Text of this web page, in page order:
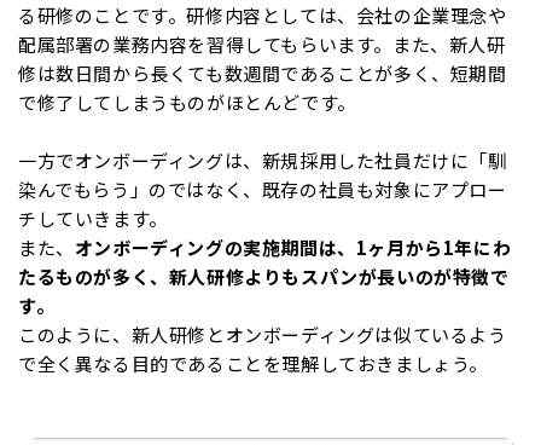
る研修のことです。研修内容としては、会社の企業理念や
配属部署の業務内容を習得してもらいます。また、新人研
修は数日間から長くても数週間であることが多く、短期間
で修了してしまうものがほとんどです。
一方でオンボーディングは、新規採用した社員だけに「馴
染んでもらう」のではなく、既存の社員も対象にアプロー
チしていきます。
また、 オンボーディングの実施期間は、1ヶ月から1年にわ
たるものが多く、新人研修よりもスパンが長いのが特徴で
す。
このように、新人研修とオンボーディングは似ているよう
で全く異なる目的であることを理解しておきましょう。